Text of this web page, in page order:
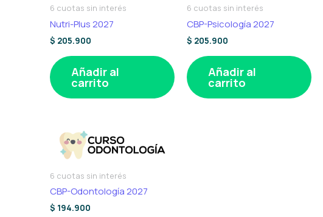
6 cuotas sin interés
Nutri-Plus 2027
$ 205.900
Añadir al
carrito
6 cuotas sin interés
CBP-Psicología 2027
$ 205.900
Añadir al
carrito
6 cuotas sin interés
CBP-Odontología 2027
$ 194.900